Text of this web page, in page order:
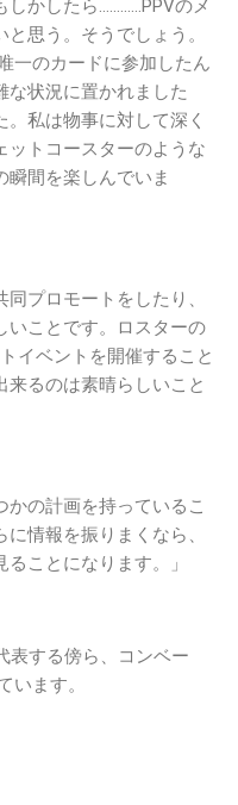
しかしたら…………PPVのメ
思う。そうでしょう。
一のカードに参加したん
な状況に置かれました
私は物事に対して深く
ットコースターのような
瞬間を楽しんでいま
プロモートをしたり、
いことです。ロスターの
イベントを開催すること
るのは素晴らしいこと
かの計画を持っているこ
情報を振りまくなら、
ことになります。」
表する傍ら、コンベー
います。